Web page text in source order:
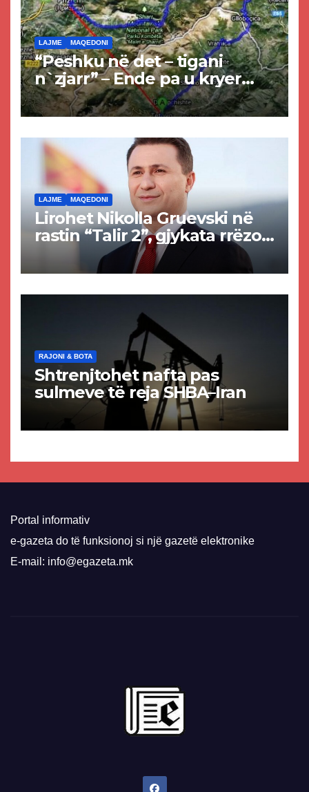
LAJME MAQEDONI
“Peshku në det – tigani
n`zjarr” – Ende pa u kryer
projekti i tunelit, komuna e
Tetovës nis punimet për
LAJME MAQEDONI
Lirohet Nikolla Gruevski në
rastin “Talir 2”, gjykata rrëzon
akuzat për ndërtimin e
paligjshëm të selisë së
RAJONI & BOTA
Shtrenjtohet nafta pas
sulmeve të reja SHBA–Iran
Portal informativ
e-gazeta do të funksionoj si një gazetë elektronike
E-mail: info@egazeta.mk